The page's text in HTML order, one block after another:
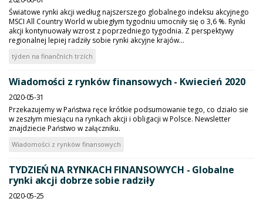
Światowe rynki akcji według najszerszego globalnego indeksu akcyjnego
MSCI All Country World w ubiegłym tygodniu umocniły się o 3,6 %. Rynki
akcji kontynuowały wzrost z poprzedniego tygodnia. Z perspektywy
regionalnej lepiej radziły sobie rynki akcyjne krajów...
týden na finančních trzích
Wiadomości z rynków finansowych - Kwiecień 2020
2020-05-31
Przekazujemy w Państwa ręce krótkie podsumowanie tego, co działo sie
w zeszłym miesiącu na rynkach akcji i obligacji w Polsce. Newsletter
znajdziecie Państwo w załączniku.
Wiadomości z rynków finansowych
TYDZIEŃ NA RYNKACH FINANSOWYCH - Globalne
rynki akcji dobrze sobie radziły
2020-05-25